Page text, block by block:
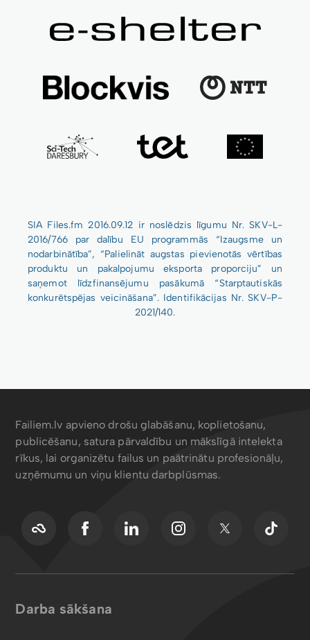
SIA Files.fm 2016.09.12 ir noslēdzis līgumu Nr. SKV-L-
2016/766 par dalību EU programmās “Izaugsme un
nodarbinātība”, “Palielināt augstas pievienotās vērtības
produktu un pakalpojumu eksporta proporciju” un
saņemot līdzfinansējumu pasākumā “Starptautiskās
konkurētspējas veicināšana”. Identifikācijas Nr. SKV-P-
2021/140.
Failiem.lv apvieno drošu glabāšanu, koplietošanu,
publicēšanu, satura pārvaldību un mākslīgā intelekta
rīkus, lai organizētu failus un paātrinātu profesionāļu,
uzņēmumu un viņu klientu darbplūsmas.
Darba sākšana